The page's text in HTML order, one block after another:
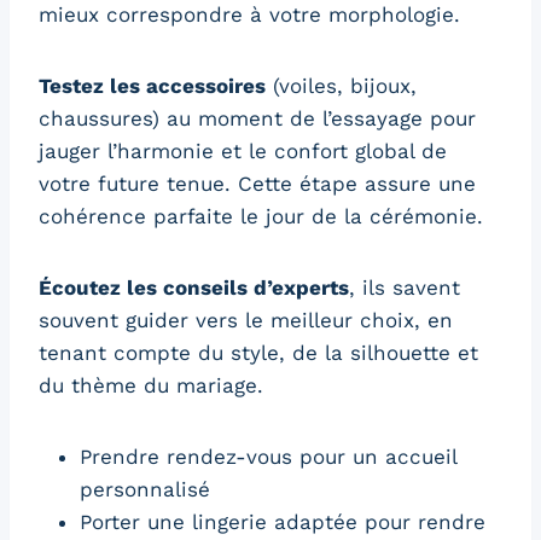
mieux correspondre à votre morphologie.
Testez les accessoires (voiles, bijoux,
chaussures) au moment de l’essayage pour
jauger l’harmonie et le confort global de
votre future tenue. Cette étape assure une
cohérence parfaite le jour de la cérémonie.
Écoutez les conseils d’experts, ils savent
souvent guider vers le meilleur choix, en
tenant compte du style, de la silhouette et
du thème du mariage.
Prendre rendez-vous pour un accueil
personnalisé
Porter une lingerie adaptée pour rendre